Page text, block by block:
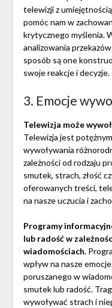
telewizji z
pomóc nam w
krytycznego myślenia.
analizowania
sposób są one
swoje reakcje i decyzje.
3. Emocje
Telewizja może
Telewizja jest
wywoływania
zależności od rodzaju
smutek, strach, złość
oferowanych treści,
na nasze uczucia i
Programy
lub radość w
wiadomościach.
wpływ na nasze
poruszanego w
smutek lub radość.
wywoływać strach i